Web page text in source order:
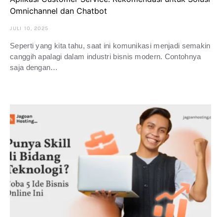
Omnichannel dan Chatbot
JULI 10, 2025
Seperti yang kita tahu, saat ini komunikasi menjadi semakin
canggih apalagi dalam industri bisnis modern. Contohnya
saja dengan…